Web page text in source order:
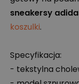
sneakersy
koszulki.
Specyfikacja:
- tekstylna